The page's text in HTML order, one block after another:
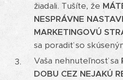
žiadali. Tušíte, že
NESPRÁVNE
MARKETINGOVÚ
sa poradiť so
Vaša nehnuteľnosť sa
DOBU CEZ NEJAKÚ